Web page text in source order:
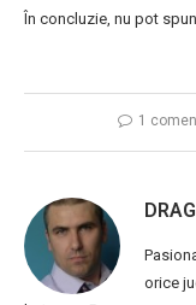
În concluzie, nu pot
1
orice